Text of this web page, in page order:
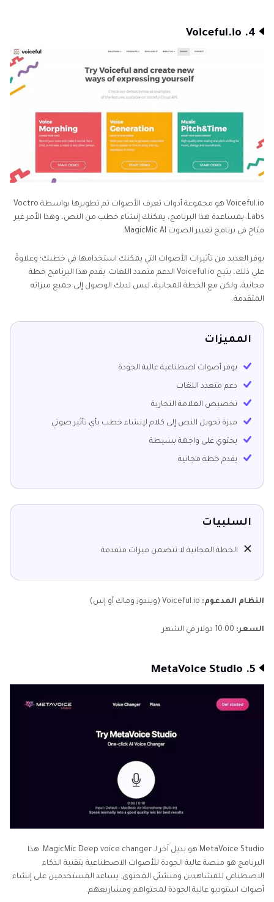
4. Voiceful.io
Voiceful.io هو مجموعة أدوات تعرف الأصوات تم تطويرها بواسطة Voctro
Labs. بمساعدة هذا البرنامج، يمكنك إنشاء خطب من النص، وهذا الأمر غير
متاح في برنامج تغيير الصوت MagicMic AI.
يوفر العديد من تأثيرات الأصوات التي يمكنك استخدامها في خطبك؛ وعلاوةً
على ذلك، يتيح Voiceful.io الدعم متعدد اللغات. يقدم هذا البرنامج خطة
مجانية، ولكن مع الخطة المجانية، ليس لديك الوصول إلى جميع ميزاته
المتقدمة.
المميزات
يوفر أصوات اصطناعية عالية الجودة
دعم متعدد اللغات
تخصيص العلامة التجارية
ميزة تحويل النص إلى كلام لإنشاء خطب بأي تأثير صوتي
يحتوي على واجهة بسيطة
يقدم خطة مجانية
السلبيات
الخطة المجانية لا تتضمن ميزات متقدمة
النظام المدعوم: Voiceful.io (ويندوز وماك أو إس)
السعر: 10.00 دولار في الشهر
5. MetaVoice Studio
MetaVoice Studio هو بديل آخر لـ MagicMic Deep voice changer. هذا
البرنامج هو منصة عالية الجودة للأصوات الاصطناعية بتقنية الذكاء
الاصطناعي للمشاهدين ومنشئي المحتوى. يساعد المستخدمين على إنشاء
أصوات استوديو عالية الجودة لمحتواهم ومشاريعهم.